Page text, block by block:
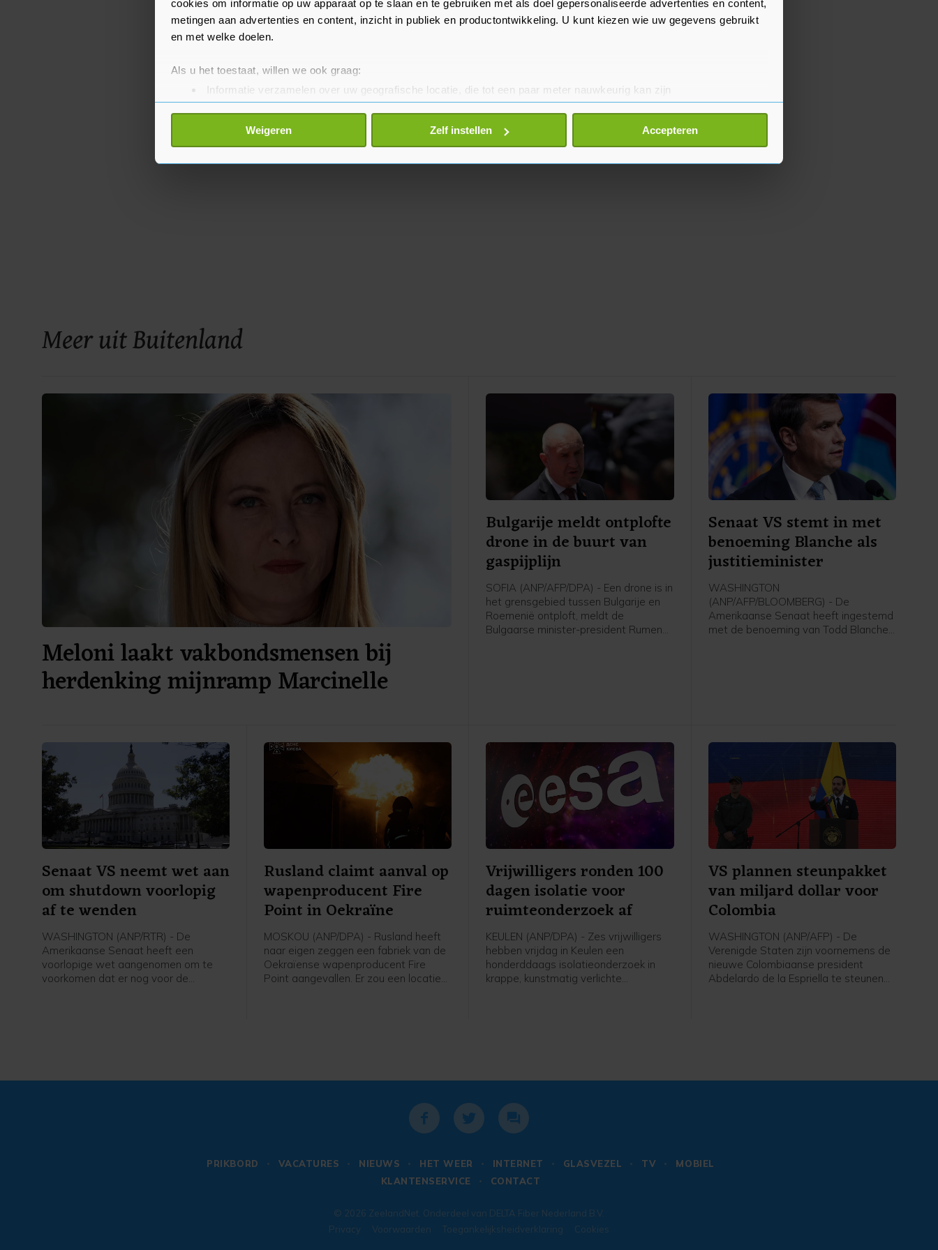
cookies om informatie op uw apparaat op te slaan en te gebruiken met als doel gepersonaliseerde advertenties en content,
metingen aan advertenties en content, inzicht in publiek en productontwikkeling. U kunt kiezen wie uw gegevens gebruikt
en met welke doelen.
Als u het toestaat, willen we ook graag:
Informatie verzamelen over uw geografische locatie, die tot een paar meter nauwkeurig kan zijn
Uw apparaat identificeren door het actief te scannen op specifieke eigenschappen (fingerprinting)
Lees meer over hoe uw persoonlijke gegevens worden verwerkt en stel uw voorkeuren in het
detailgedeelte
toestemming op elk moment wijzigen of intrekken in de Cookieverklaring.
Weigeren Zelf instellen Accepteren
Meer uit Buitenland
Meloni laakt vakbondsmensen bij
herdenking mijnramp Marcinelle
Bulgarije meldt ontplofte
drone in de buurt van
gaspijplijn
SOFIA (ANP/AFP/DPA) - Een drone is in
het grensgebied tussen Bulgarije en
Roemenië ontploft, meldt de
Bulgaarse minister-president Rumen
Senaat VS stemt in met
benoeming Blanche als
justitieminister
WASHINGTON
(ANP/AFP/BLOOMBERG) - De
Amerikaanse Senaat heeft ingestemd
met de benoeming van Todd Blanche
Senaat VS neemt wet aan
om shutdown voorlopig
af te wenden
WASHINGTON (ANP/RTR) - De
Amerikaanse Senaat heeft een
voorlopige wet aangenomen om te
voorkomen dat er nog voor de
Rusland claimt aanval op
wapenproducent Fire
Point in Oekraïne
MOSKOU (ANP/DPA) - Rusland heeft
naar eigen zeggen een fabriek van de
Oekraïense wapenproducent Fire
Point aangevallen. Er zou een locatie
Vrijwilligers ronden 100
dagen isolatie voor
ruimteonderzoek af
KEULEN (ANP/DPA) - Zes vrijwilligers
hebben vrijdag in Keulen een
honderddaags isolatieonderzoek in
krappe, kunstmatig verlichte
VS plannen steunpakket
van miljard dollar voor
Colombia
WASHINGTON (ANP/AFP) - De
Verenigde Staten zijn voornemens de
nieuwe Colombiaanse president
Abdelardo de la Espriella te steunen
PRIKBORD VACATURES NIEUWS HET WEER INTERNET GLASVEZEL TV
MOBIEL
KLANTENSERVICE
CONTACT
© 2026 ZeelandNet . Onderdeel van DELTA Fiber Nederland B.V.
Privacy
Voorwaarden Toegankelijksheidverklaring Cookies